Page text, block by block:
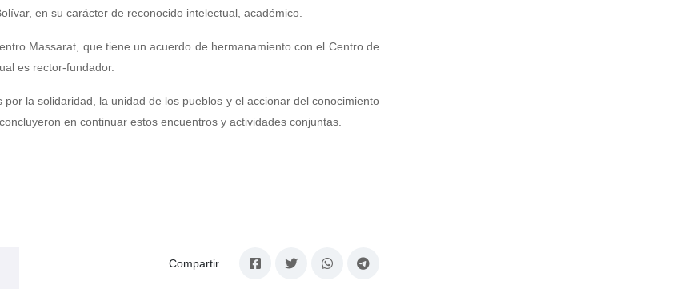
en su carácter de reconocido intelectual, académico.
Massarat, que tiene un acuerdo de hermanamiento con el Centro de
es rector-fundador.
la solidaridad, la unidad de los pueblos y el accionar del conocimiento
en continuar estos encuentros y actividades conjuntas.
Compartir